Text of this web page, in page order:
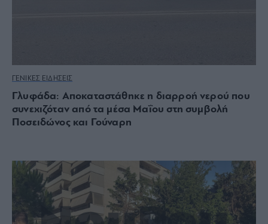
ΓΕΝΙΚΕΣ ΕΙΔΗΣΕΙΣ
Γλυφάδα: Αποκαταστάθηκε η διαρροή νερού που
συνεχιζόταν από τα μέσα Μαΐου στη συμβολή
Ποσειδώνος και Γούναρη